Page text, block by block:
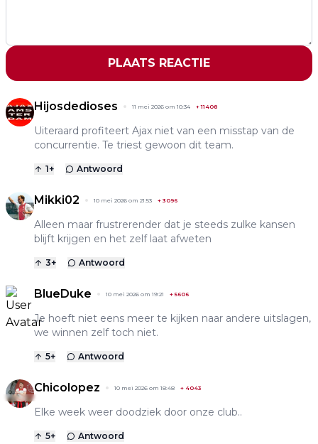
PLAATS REACTIE
Hijosdedioses 11 mei 2026 om 10:34 +11408
Uiteraard profiteert Ajax niet van een misstap van de
concurrentie. Te triest gewoon dit team.
1+ Antwoord
Mikki02 10 mei 2026 om 21:53 + 3096
Alleen maar frustrerender dat je steeds zulke kansen
blijft krijgen en het zelf laat afweten
3+ Antwoord
BlueDuke 10 mei 2026 om 19:21 + 5606
Je hoeft niet eens meer te kijken naar andere uitslagen,
we winnen zelf toch niet.
5+ Antwoord
Chicolopez 10 mei 2026 om 18:48 + 4043
Elke week weer doodziek door onze club..
5+ Antwoord